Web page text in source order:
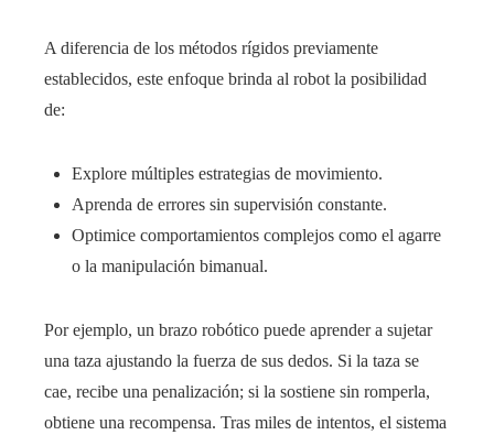
A diferencia de los métodos rígidos previamente
establecidos, este enfoque brinda al robot la posibilidad
de:
Explore múltiples estrategias de movimiento.
Aprenda de errores sin supervisión constante.
Optimice comportamientos complejos como el agarre
o la manipulación bimanual.
Por ejemplo, un brazo robótico puede aprender a sujetar
una taza ajustando la fuerza de sus dedos. Si la taza se
cae, recibe una penalización; si la sostiene sin romperla,
obtiene una recompensa. Tras miles de intentos, el sistema